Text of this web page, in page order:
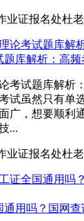
业证报名处杜
库解析：高
考试题库解析
试虽然只有单
广，想要顺利
...
业证报名处杜
通用吗？国网